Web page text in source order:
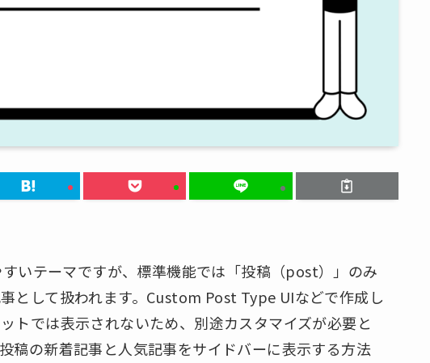
いテーマですが、標準機能では「投稿（post）」のみ
として扱われます。Custom Post Type UIなどで作成し
トでは表示されないため、別途カスタマイズが必要と
稿の新着記事と人気記事をサイドバーに表示する方法